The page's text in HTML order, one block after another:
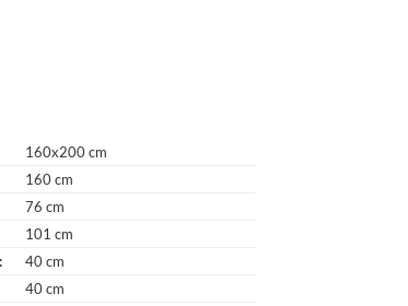
160x200 cm
160 cm
76 cm
101 cm
40 cm
40 cm